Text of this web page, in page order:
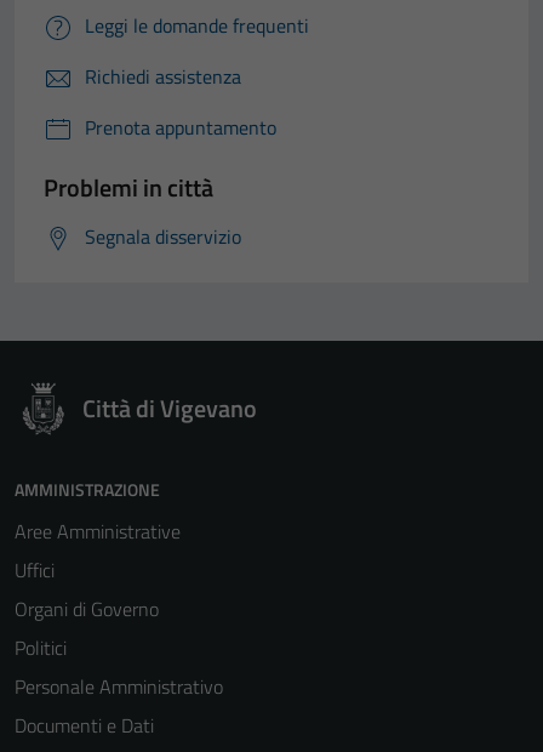
Leggi le domande frequenti
Richiedi assistenza
Prenota appuntamento
Problemi in città
Segnala disservizio
Città di Vigevano
AMMINISTRAZIONE
Aree Amministrative
Uffici
Organi di Governo
Politici
Personale Amministrativo
Documenti e Dati